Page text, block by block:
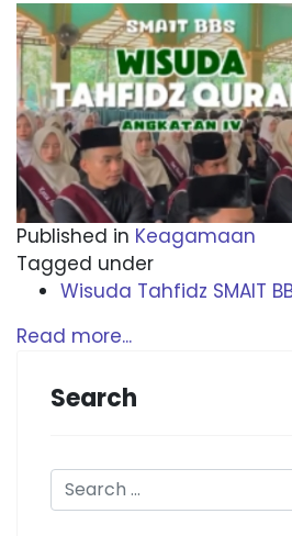
Published in Keagamaan
Tagged under
Wisuda Tahfidz SMAIT
Read more...
Search